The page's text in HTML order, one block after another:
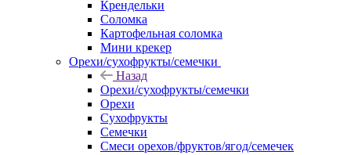
Крендельки
Соломка
Картофельная соломка
Мини крекер
Орехи/сухофрукты/семечки
Назад
Орехи/сухофрукты/семечки
Орехи
Сухофрукты
Семечки
Смеси орехов/фруктов/ягод/семечек